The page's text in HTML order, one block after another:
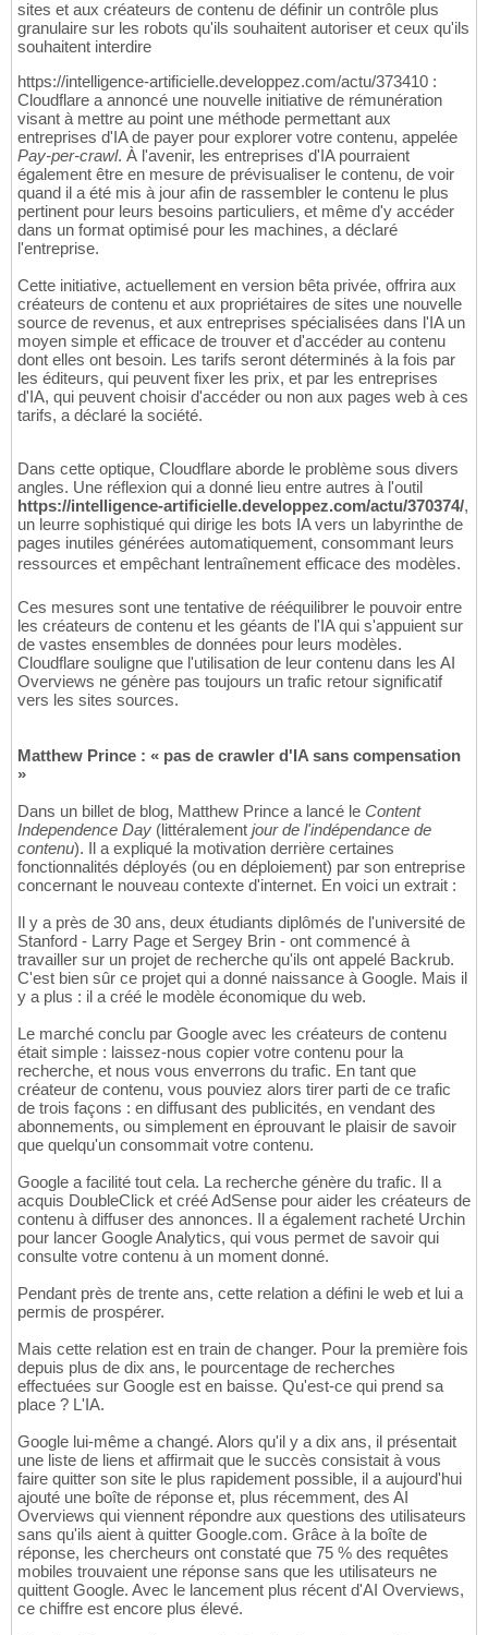
sites et aux créateurs de contenu de définir un contrôle plus
granulaire sur les robots qu'ils souhaitent autoriser et ceux qu'ils
souhaitent interdire
https://intelligence-artificielle.developpez.com/actu/373410 :
Cloudflare a annoncé une nouvelle initiative de rémunération
visant à mettre au point une méthode permettant aux
entreprises d'IA de payer pour explorer votre contenu, appelée
Pay-per-crawl. À l'avenir, les entreprises d'IA pourraient
également être en mesure de prévisualiser le contenu, de voir
quand il a été mis à jour afin de rassembler le contenu le plus
pertinent pour leurs besoins particuliers, et même d'y accéder
dans un format optimisé pour les machines, a déclaré
l'entreprise.
Cette initiative, actuellement en version bêta privée, offrira aux
créateurs de contenu et aux propriétaires de sites une nouvelle
source de revenus, et aux entreprises spécialisées dans l'IA un
moyen simple et efficace de trouver et d'accéder au contenu
dont elles ont besoin. Les tarifs seront déterminés à la fois par
les éditeurs, qui peuvent fixer les prix, et par les entreprises
d'IA, qui peuvent choisir d'accéder ou non aux pages web à ces
tarifs, a déclaré la société.
Dans cette optique, Cloudflare aborde le problème sous divers
angles. Une réflexion qui a donné lieu entre autres à l'outil
https://intelligence-artificielle.developpez.com/actu/370374/,
un leurre sophistiqué qui dirige les bots IA vers un labyrinthe de
pages inutiles générées automatiquement, consommant leurs
ressources et empêchant lentraînement efficace des modèles.
Ces mesures sont une tentative de rééquilibrer le pouvoir entre
les créateurs de contenu et les géants de l'IA qui s'appuient sur
de vastes ensembles de données pour leurs modèles.
Cloudflare souligne que l'utilisation de leur contenu dans les AI
Overviews ne génère pas toujours un trafic retour significatif
vers les sites sources.
Matthew Prince : « pas de crawler d'IA sans compensation
»
Dans un billet de blog, Matthew Prince a lancé le Content
Independence Day (littéralement jour de l'indépendance de
contenu). Il a expliqué la motivation derrière certaines
fonctionnalités déployés (ou en déploiement) par son entreprise
concernant le nouveau contexte d'internet. En voici un extrait :
Il y a près de 30 ans, deux étudiants diplômés de l'université de
Stanford - Larry Page et Sergey Brin - ont commencé à
travailler sur un projet de recherche qu'ils ont appelé Backrub.
C'est bien sûr ce projet qui a donné naissance à Google. Mais il
y a plus : il a créé le modèle économique du web.
Le marché conclu par Google avec les créateurs de contenu
était simple : laissez-nous copier votre contenu pour la
recherche, et nous vous enverrons du trafic. En tant que
créateur de contenu, vous pouviez alors tirer parti de ce trafic
de trois façons : en diffusant des publicités, en vendant des
abonnements, ou simplement en éprouvant le plaisir de savoir
que quelqu'un consommait votre contenu.
Google a facilité tout cela. La recherche génère du trafic. Il a
acquis DoubleClick et créé AdSense pour aider les créateurs de
contenu à diffuser des annonces. Il a également racheté Urchin
pour lancer Google Analytics, qui vous permet de savoir qui
consulte votre contenu à un moment donné.
Pendant près de trente ans, cette relation a défini le web et lui a
permis de prospérer.
Mais cette relation est en train de changer. Pour la première fois
depuis plus de dix ans, le pourcentage de recherches
effectuées sur Google est en baisse. Qu'est-ce qui prend sa
place ? L'IA.
Google lui-même a changé. Alors qu'il y a dix ans, il présentait
une liste de liens et affirmait que le succès consistait à vous
faire quitter son site le plus rapidement possible, il a aujourd'hui
ajouté une boîte de réponse et, plus récemment, des AI
Overviews qui viennent répondre aux questions des utilisateurs
sans qu'ils aient à quitter Google.com. Grâce à la boîte de
réponse, les chercheurs ont constaté que 75 % des requêtes
mobiles trouvaient une réponse sans que les utilisateurs ne
quittent Google. Avec le lancement plus récent d'AI Overviews,
ce chiffre est encore plus élevé.